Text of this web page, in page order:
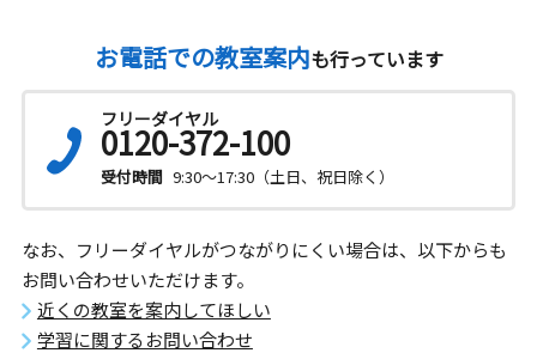
お電話での教室案内も行っています
フリーダイヤル
0120-372-100
受付時間 9:30～17:30（土日、祝日除く）
なお、フリーダイヤルがつながりにくい場合は、以下からも
お問い合わせいただけます。
近くの教室を案内してほしい
学習に関するお問い合わせ